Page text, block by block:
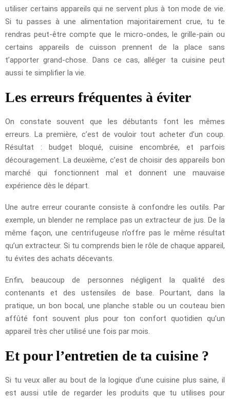
utiliser certains appareils qui ne servent plus à ton mode de vie.
Si tu passes à une alimentation majoritairement crue, tu te
rendras peut-être compte que le micro-ondes, le grille-pain ou
certains appareils de cuisson prennent de la place sans
t’apporter grand-chose. Dans ce cas, alléger ta cuisine peut
aussi te simplifier la vie.
Les erreurs fréquentes à éviter
On constate souvent que les débutants font les mêmes
erreurs. La première, c’est de vouloir tout acheter d’un coup.
Résultat : budget bloqué, cuisine encombrée, et parfois
découragement. La deuxième, c’est de choisir des appareils bon
marché qui fonctionnent mal et donnent une mauvaise
expérience dès le départ.
Une autre erreur courante consiste à confondre les outils. Par
exemple, un blender ne remplace pas un extracteur de jus. De la
même façon, une centrifugeuse n’offre pas le même résultat
qu’un extracteur. Si tu comprends bien le rôle de chaque appareil,
tu évites des achats décevants.
Enfin, beaucoup de personnes négligent la qualité des
contenants et des ustensiles de base. Pourtant, dans la
pratique, un bon bocal, une planche stable ou un couteau bien
affûté font souvent plus pour ton confort quotidien qu’un
appareil très cher utilisé une fois par mois.
Et pour l’entretien de ta cuisine ?
Si tu veux aller au bout de la logique d’une cuisine plus saine, il
est aussi utile de regarder les produits que tu utilises pour